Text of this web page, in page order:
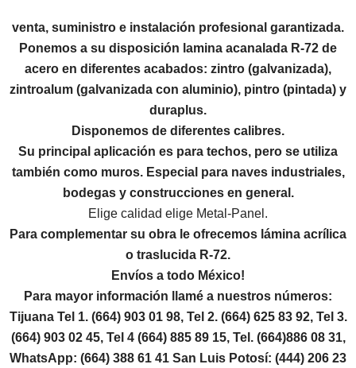
venta, suministro e instalación profesional garantizada.
Ponemos a su disposición lamina acanalada R-72 de
acero en diferentes acabados: zintro (galvanizada),
zintroalum (galvanizada con aluminio), pintro (pintada) y
duraplus.
Disponemos de diferentes calibres.
Su principal aplicación es para techos, pero se utiliza
también como muros. Especial para naves industriales,
bodegas y construcciones en general.
Elige calidad elige Metal-Panel.
Para complementar su obra le ofrecemos lámina acrílica
o traslucida R-72.
Envíos a todo México!
Para mayor información llamé a nuestros números:
Tijuana Tel 1. (664) 903 01 98, Tel 2. (664) 625 83 92, Tel 3.
(664) 903 02 45, Tel 4 (664) 885 89 15, Tel. (664)886 08 31,
WhatsApp: (664) 388 61 41 San Luis Potosí: (444) 206 23